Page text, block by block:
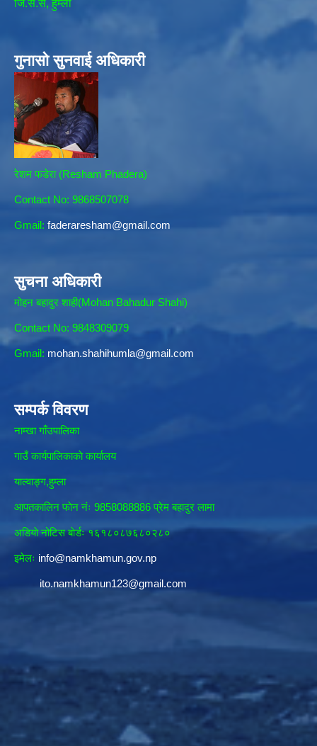
जि.स.स, हुम्ला
गुनासो सुनवाई अधिकारी
रेशम फडेरा (Resham Phadera)
Contact No: 9868507078
Gmail: faderaresham@gmail.com
सुचना अधिकारी
मोहन बहादुर शाही(Mohan Bahadur Shahi)
Contact No: 9848309079
Gmail: mohan.shahihumla@gmail.com
सम्पर्क विवरण
नाम्खा गाँउपालिका
गाउँ कार्यपालिकाकाे कार्यालय
याल्वाङ्ग,हुम्ला
आपतकालिन फाेन नंः 9858088886 प्रेम बहादुर लामा
अडियाे नोटिस बाेर्डः १६१८०८७६८०२८०
इमेलः info@namkhamun.gov.np
ito.namkhamun123@gmail.com